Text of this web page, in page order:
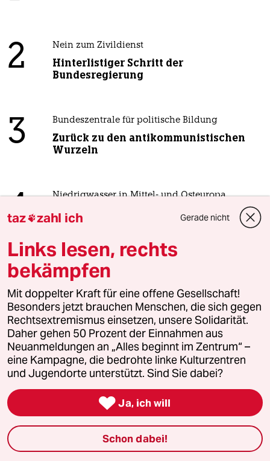
2 Nein zum Zivildienst
Hinterlistiger Schritt der
Bundesregierung
3 Bundeszentrale für politische Bildung
Zurück zu den antikommunistischen
Wurzeln
4 Niedrigwasser in Mittel- und Osteuropa
Stromkrise mit Ansage
5 Zivildienst
Zwangsdienst als Randnotiz
6 Enorme Gewinne für Ölkonzerne
Bitte abschöpfen!
taz
Folgen Sie uns
taz zahl ich Gerade nicht
Links lesen, rechts
bekämpfen
Mit doppelter Kraft für eine offene Gesellschaft!
Besonders jetzt brauchen Menschen, die sich gegen
Rechtsextremismus einsetzen, unsere Solidarität.
Daher gehen 50 Prozent der Einnahmen aus
Neuanmeldungen an „Alles beginnt im Zentrum“ –
eine Kampagne, die bedrohte linke Kulturzentren
und Jugendorte unterstützt. Sind Sie dabei?
 Ja, ich will
Schon dabei!